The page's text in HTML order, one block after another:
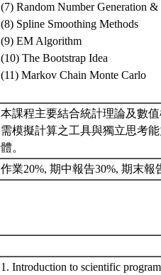
(7) Random Number Generation &
(8) Spline Smoothing Methods
(9) EM Algorithm
(10) The Bootstrap Idea
(11) Markov Chain Monte Carlo
本課程主要結合統計理論及數
需模擬計算之工具與獨立思考
體。
作業20%, 期中報告30%, 期末報
1. Introduction to scientific